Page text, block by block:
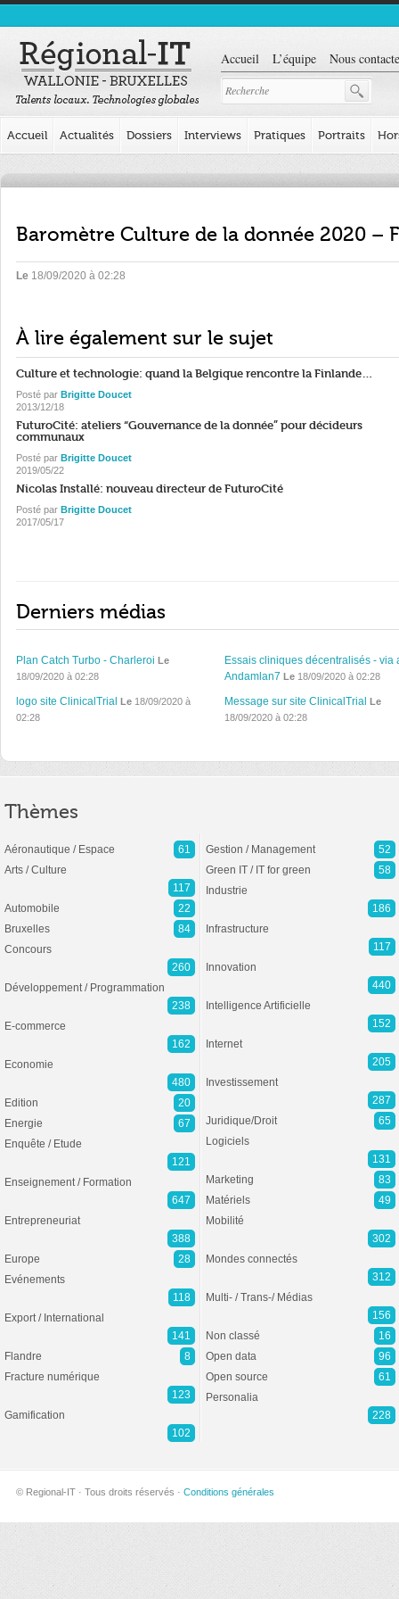
Accueil L’équipe Nous
Accueil Actualités Dossiers Interviews Pratiques Portraits
Baromètre Culture de la donnée 2020 –
Le 18/09/2020 à 02:28
À lire également sur le sujet
Culture et technologie: quand la Belgique rencontre la Finlande…
Posté par Brigitte Doucet
2013/12/18
FuturoCité: ateliers “Gouvernance de la donnée” pour décideurs
communaux
Posté par Brigitte Doucet
2019/05/22
Nicolas Installé: nouveau directeur de FuturoCité
Posté par Brigitte Doucet
2017/05/17
Derniers médias
Plan Catch Turbo - Charleroi Le
18/09/2020 à 02:28
Essais cliniques décentralisés - via
Andamlan7 Le18/09/2020 à 02:28
logo site ClinicalTrial Le 18/09/2020 à
02:28
Message sur site ClinicalTrial Le
18/09/2020 à 02:28
Thèmes
Aéronautique / Espace
61
Arts / Culture
117
Automobile
22
Bruxelles
84
Concours
260
Développement / Programmation
238
E-commerce
162
Economie
480
Edition
20
Energie
67
Enquête / Etude
121
Enseignement / Formation
647
Entrepreneuriat
388
Europe
28
Evénements
118
Export / International
141
Flandre
8
Fracture numérique
123
Gamification
102
Gestion / Management
52
Green IT / IT for green
58
Industrie
186
Infrastructure
117
Innovation
440
Intelligence Artificielle
152
Internet
205
Investissement
287
Juridique/Droit
65
Logiciels
131
Marketing
83
Matériels
49
Mobilité
302
Mondes connectés
312
Multi- / Trans-/ Médias
156
Non classé
16
Open data
96
Open source
61
Personalia
228
© Regional-IT · Tous droits réservés · Conditions générales